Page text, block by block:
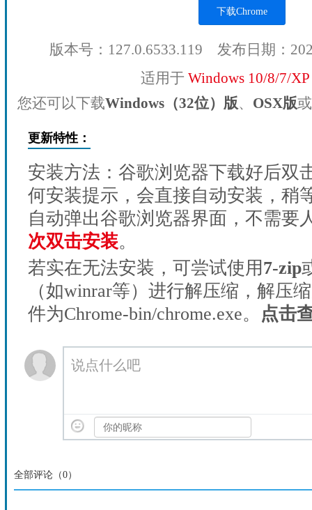
下载Chrome
版本号：127.0.6533.119 发布日期：
适用于 Windows 10/8/7/
您还可以下载Windows（32位）版、 OSX版或
更新特性：
安装方法：谷歌浏览器下载好后双
何安装提示，会直接自动安装，稍
自动弹出谷歌浏览器界面，不需要
次双击安装。
若实在无法安装，可尝试使用7-zip
（如winrar等）进行解压缩，解压
件为Chrome-bin/chrome.exe。
点击
说点什么吧
全部评论（0）